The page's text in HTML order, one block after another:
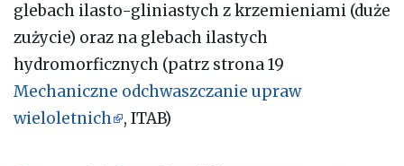
glebach ilasto-gliniastych z krzemieniami (duże
zużycie) oraz na glebach ilastych
hydromorficznych (patrz strona 19
Mechaniczne odchwaszczanie upraw
wieloletnich
, ITAB)